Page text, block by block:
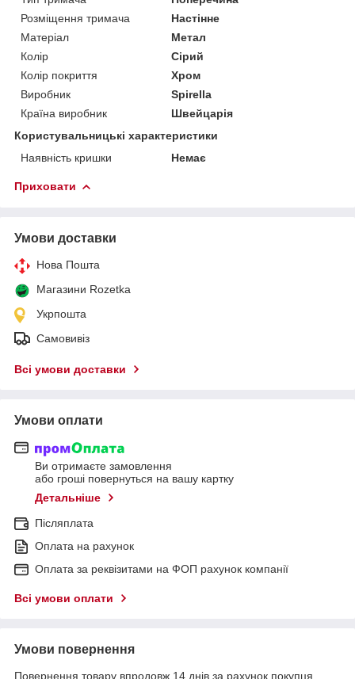
Розміщення тримача
Настінне
Матеріал
Метал
Колір
Сірий
Колір покриття
Хром
Виробник
Spirella
Країна виробник
Швейцарія
Користувальницькі характеристики
Наявність кришки
Немає
Приховати
Умови доставки
Нова Пошта
Магазини Rozetka
Укрпошта
Самовивіз
Всі умови доставки
Умови оплати
Ви отримаєте замовлення
або гроші повернуться на вашу картку
Детальніше
Післяплата
Оплата на рахунок
Оплата за реквізитами на ФОП рахунок компанії
Всі умови оплати
Умови повернення
Повернення товару впродовж 14 днів за рахунок покупця